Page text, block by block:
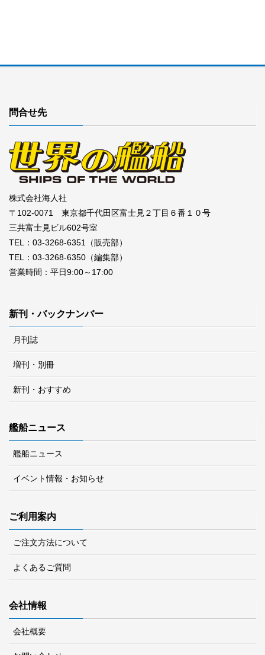
問合せ先
株式会社海人社
〒102-0071 東京都千代田区富士見２丁目６番１０号
三共富士見ビル602号室
TEL：03-3268-6351（販売部）
TEL：03-3268-6350（編集部）
営業時間：平日9:00～17:00
新刊・バックナンバー
月刊誌
増刊・別冊
新刊・おすすめ
艦船ニュース
艦船ニュース
イベント情報・お知らせ
ご利用案内
ご注文方法について
よくあるご質問
会社情報
会社概要